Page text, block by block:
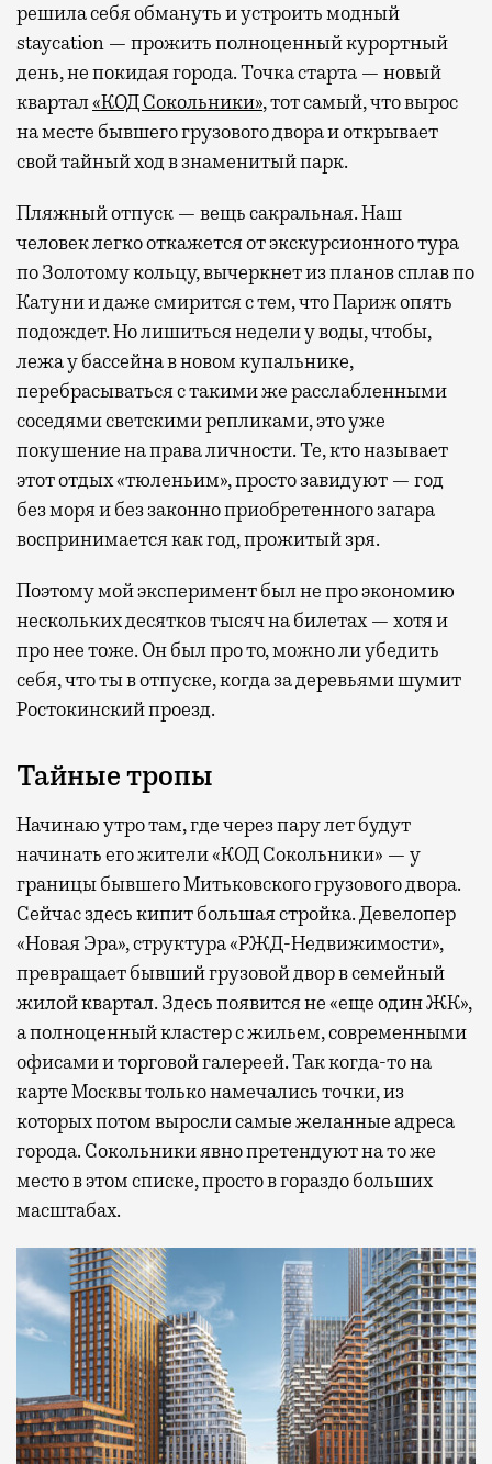
решила себя обмануть и устроить модный
staycation — прожить полноценный курортный
день, не покидая города. Точка старта — новый
квартал«КОД Сокольники», тот самый, что вырос
на месте бывшего грузового двора и открывает
свой тайный ход в знаменитый парк.
Пляжный отпуск — вещь сакральная. Наш
человек легко откажется от экскурсионного тура
по Золотому кольцу, вычеркнет из планов сплав по
Катуни и даже смирится с тем, что Париж опять
подождет. Но лишиться недели у воды, чтобы,
лежа у бассейна в новом купальнике,
перебрасываться с такими же расслабленными
соседями светскими репликами, это уже
покушение на права личности. Те, кто называет
этот отдых «тюленьим», просто завидуют — год
без моря и без законно приобретенного загара
воспринимается как год, прожитый зря.
Поэтому мой эксперимент был не про экономию
нескольких десятков тысяч на билетах — хотя и
про нее тоже. Он был про то, можно ли убедить
себя, что ты в отпуске, когда за деревьями шумит
Ростокинский проезд.
Тайные тропы
Начинаю утро там, где через пару лет будут
начинать его жители «КОД Сокольники» — у
границы бывшего Митьковского грузового двора.
Сейчас здесь кипит большая стройка. Девелопер
«Новая Эра», структура «РЖД-Недвижимости»,
превращает бывший грузовой двор в семейный
жилой квартал. Здесь появится не «еще один ЖК»,
а полноценный кластер с жильем, современными
офисами и торговой галереей. Так когда-то на
карте Москвы только намечались точки, из
которых потом выросли самые желанные адреса
города. Сокольники явно претендуют на то же
место в этом списке, просто в гораздо больших
масштабах.